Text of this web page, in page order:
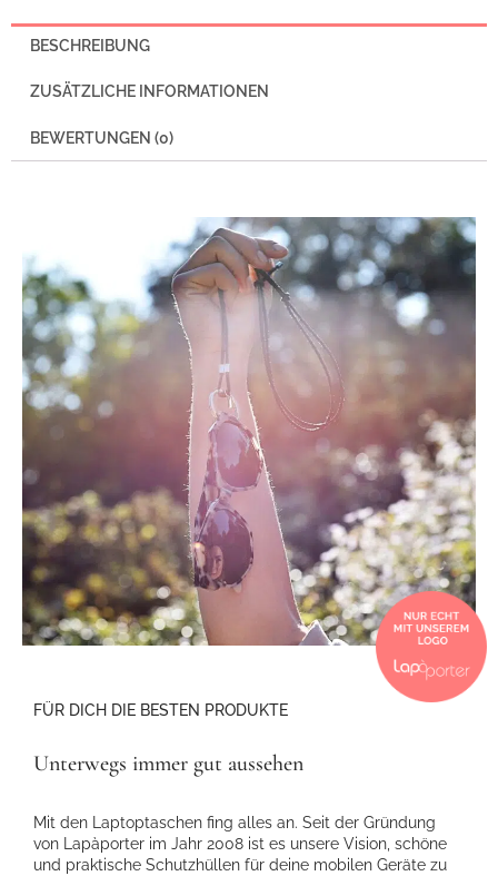
BESCHREIBUNG
ZUSÄTZLICHE INFORMATIONEN
BEWERTUNGEN (0)
FÜR DICH DIE BESTEN PRODUKTE
Unterwegs immer gut aussehen
Mit den Laptoptaschen fing alles an. Seit der Gründung
von Lapàporter im Jahr 2008 ist es unsere Vision, schöne
und praktische Schutzhüllen für deine mobilen Geräte zu